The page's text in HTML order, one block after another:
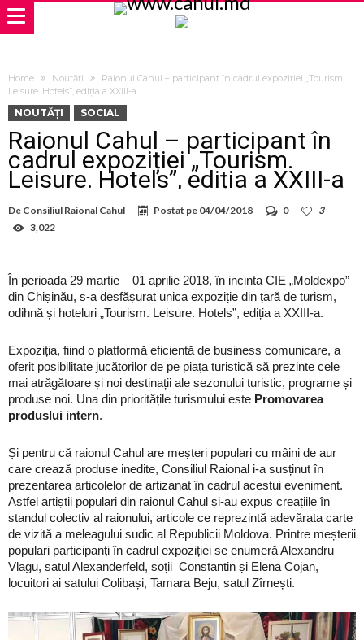
Home Noutăți
Raionul Cahul – participant în cadrul expoziției „Tourism.
Leisure. Hotels”, ediția a XXIII-a
NOUTĂȚI SOCIAL
Raionul Cahul – participant în
cadrul expoziției „Tourism.
Leisure. Hotels”, ediția a XXIII-a
De Consiliul Raional Cahul Postat pe 04/04/2018 0
3
3,022
În perioada 29 martie – 01 aprilie 2018, în incinta CIE „Moldexpo”
din Chișinău, s-a desfășurat unica expoziție din țară de turism,
odihnă și hoteluri „Tourism. Leisure. Hotels”, ediția a XXIII-a.
Expoziția, fiind o platformă eficientă de business comunicare, a
oferit posibilitate jucătorilor de pe piața turistică să prezinte cele
mai atrăgătoare și noi destinații ale sezonului turistic, programe și
produse noi. Una din prioritățile turismului este Promovarea
produslui intern.
Și pentru că raionul Cahul are meșteri populari cu mâini de aur
care crează produse inedite, Consiliul Raional i-a susținut în
prezentarea articolelor de artizanat în cadrul acestui eveniment.
Astfel artiștii populari din raionul Cahul și-au expus creațiile în
standul colectiv al raionului, articole ce reprezintă adevărata carte
de vizită a meleagului sudic al Republicii Moldova. Printre meșterii
populari participanți în cadrul expoziției se enumeră Alexandru
Vlagu, satul Alexanderfeld, soții Constantin și Elena Cojan,
locuitori ai satului Colibași, Tamara Beju, satul Zîrnești.